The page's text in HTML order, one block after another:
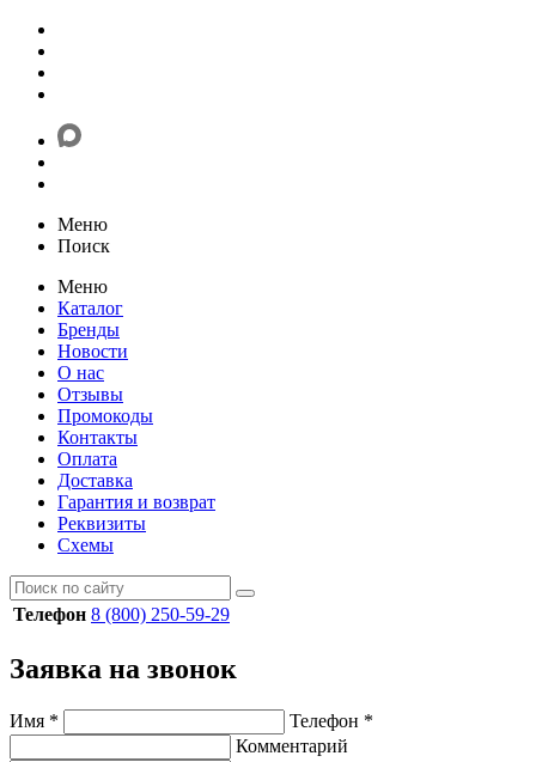
Меню
Поиск
Меню
Каталог
Бренды
Новости
О нас
Отзывы
Промокоды
Контакты
Оплата
Доставка
Гарантия и возврат
Реквизиты
Схемы
Телефон 8 (800) 250-59-29
Заявка на звонок
Имя * Телефон *
Комментарий